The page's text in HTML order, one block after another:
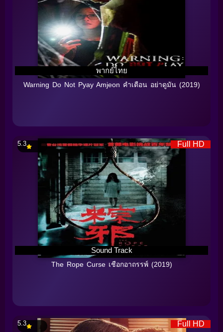
พากย์ไทย
Warning Do Not Pyay Amjeon คำเตือน อย่าดูมัน (2019)
Full HD
Sound Track
5.3
The Rope Curse เชือกอาถรรพ์ (2019)
Full HD
5.3